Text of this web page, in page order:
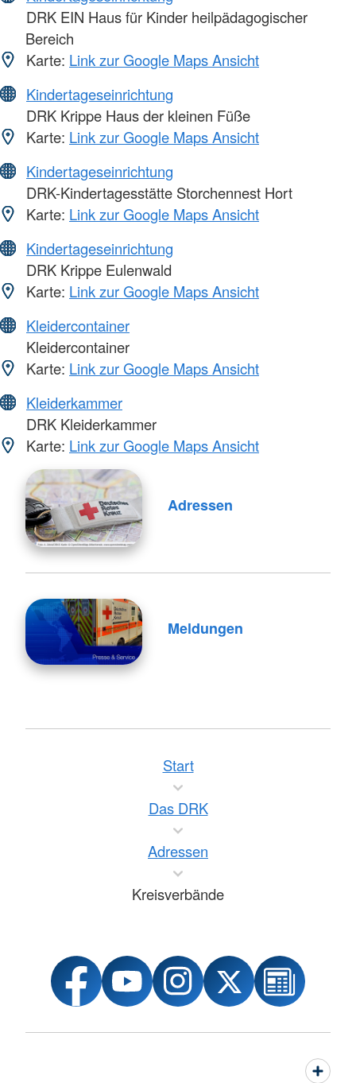
DRK EIN Haus für Kinder heilpädagogischer
Bereich
Karte: Link zur Google Maps Ansicht
Kindertageseinrichtung
DRK Krippe Haus der kleinen Füße
Karte: Link zur Google Maps Ansicht
Kindertageseinrichtung
DRK-Kindertagesstätte Storchennest Hort
Karte: Link zur Google Maps Ansicht
Kindertageseinrichtung
DRK Krippe Eulenwald
Karte: Link zur Google Maps Ansicht
Kleidercontainer
Kleidercontainer
Karte: Link zur Google Maps Ansicht
Kleiderkammer
DRK Kleiderkammer
Karte: Link zur Google Maps Ansicht
Adressen
Meldungen
Start
Das DRK
Adressen
Kreisverbände